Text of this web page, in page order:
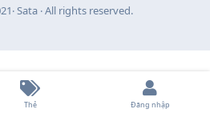
Sata ‧ All rights reserved.
Thẻ Đăng nhập